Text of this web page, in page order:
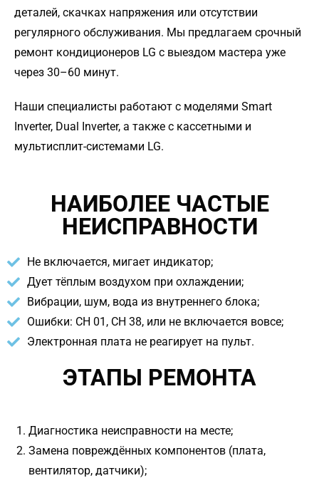
деталей, скачках напряжения или отсутствии
регулярного обслуживания. Мы предлагаем срочный
ремонт кондиционеров LG с выездом мастера уже
через 30–60 минут.
Наши специалисты работают с моделями Smart
Inverter, Dual Inverter, а также с кассетными и
мультисплит-системами LG.
НАИБОЛЕЕ ЧАСТЫЕ
НЕИСПРАВНОСТИ
Не включается, мигает индикатор;
Дует тёплым воздухом при охлаждении;
Вибрации, шум, вода из внутреннего блока;
Ошибки: CH 01, CH 38, или не включается вовсе;
Электронная плата не реагирует на пульт.
ЭТАПЫ РЕМОНТА
Диагностика неисправности на месте;
Замена повреждённых компонентов (плата,
вентилятор, датчики);